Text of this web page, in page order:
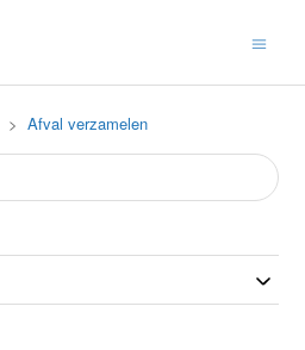
Afval verzamelen